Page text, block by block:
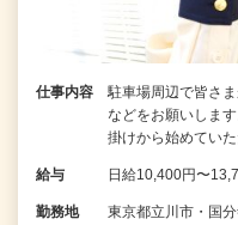
仕事内容
駐車場周辺で皆さ
などをお願いしま
掛けから始めてい
給与 日給10,400円〜
勤務地
東京都立川市・国